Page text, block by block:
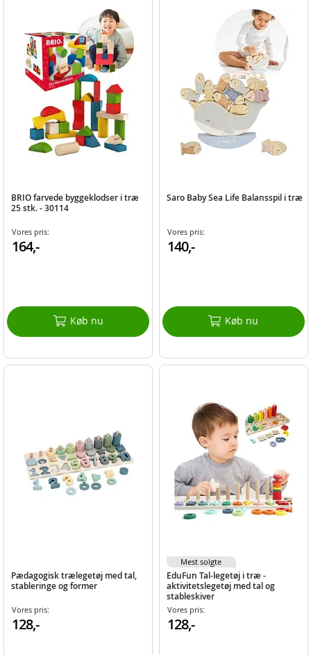
BRIO farvede byggeklodser i træ
25 stk. - 30114
Vores pris:
164,-
Køb nu
Saro Baby Sea Life Balansspil i træ
Vores pris:
140,-
Køb nu
Pædagogisk trælegetøj med tal,
stableringe og former
Vores pris:
128,-
EduFun Tal-legetøj i træ -
aktivitetslegetøj med tal og
stableskiver
Vores pris:
128,-
Mest solgte